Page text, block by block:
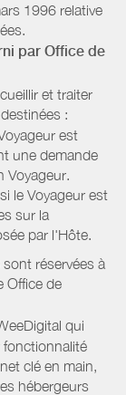
1996 relative
par Office de
et traiter
:
est
une demande
Voyageur.
le Voyageur est
sur la
par l'Hôte.
réservées à
Office de
qui
fonctionnalité
clé en main,
hébergeurs